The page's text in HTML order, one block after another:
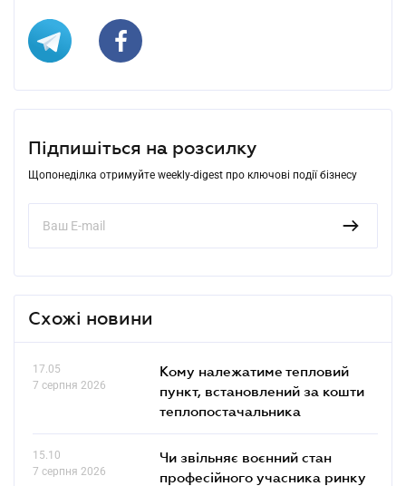
Підпишіться на розсилку
Щопонеділка отримуйте weekly-digest про ключові події бізнесу
Схожі новини
17.05
7 серпня 2026
Кому належатиме тепловий
пункт, встановлений за кошти
теплопостачальника
15.10
7 серпня 2026
Чи звільняє воєнний стан
професійного учасника ринку